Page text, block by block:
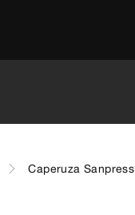
Caperuza